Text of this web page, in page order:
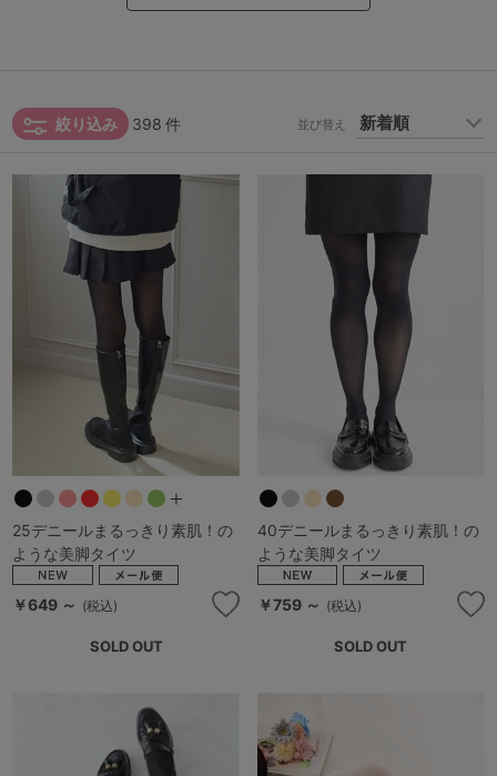
398 件
絞り込み 並び替え
25デニールまるっきり素肌！の
ような美脚タイツ
￥649 ～ (税込)
SOLD OUT
40デニールまるっきり素肌！の
ような美脚タイツ
￥759 ～ (税込)
SOLD OUT